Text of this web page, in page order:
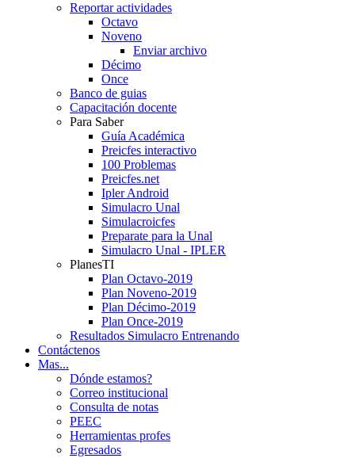
Reportar actividades
Octavo
Noveno
Enviar archivo
Décimo
Once
Banco de guias
Capacitación docente
Para Saber
Guía Académica
Preicfes interactivo
100 Problemas
Preicfes.net
Ipler Android
Simulacro Unal
Simulacroicfes
Preparate para la Unal
Simulacro Unal - IPLER
PlanesTI
Plan Octavo-2019
Plan Noveno-2019
Plan Décimo-2019
Plan Once-2019
Resultados Simulacro Entrenando
Contáctenos
Mas...
Dónde estamos?
Correo institucional
Consulta de notas
PEEC
Herramientas profes
Egresados